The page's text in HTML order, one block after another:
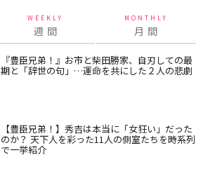
WEEKLY
週 間
MONTHLY
月 間
『豊臣兄弟！』お市と柴田勝家、自刃しての最
期と「辞世の句」…運命を共にした２人の悲劇
【豊臣兄弟！】秀吉は本当に「女狂い」だった
のか？ 天下人を彩った11人の側室たちを時系列
で一挙紹介